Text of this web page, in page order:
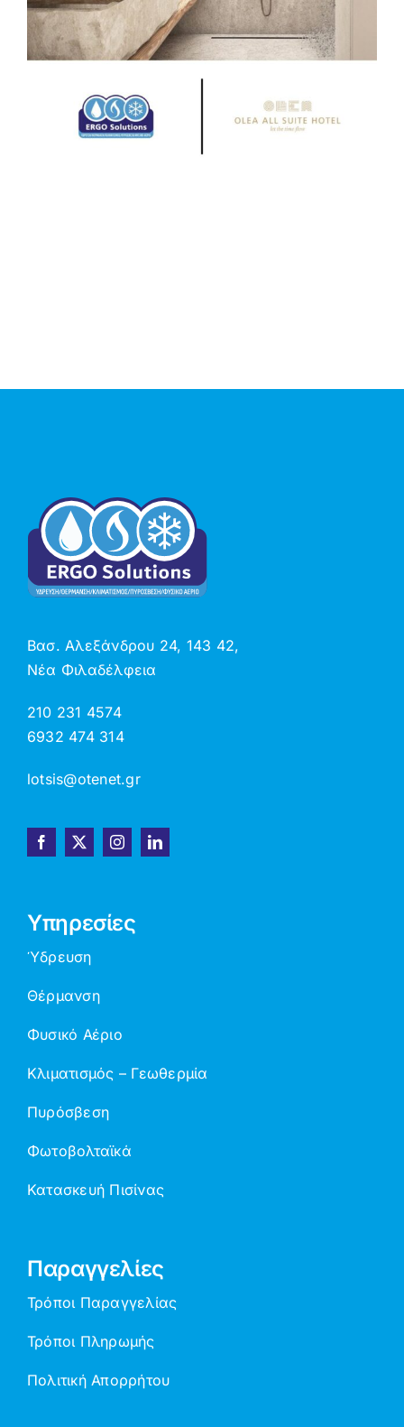
Βασ. Αλεξάνδρου 24, 143 42,
Νέα Φιλαδέλφεια
210 231 4574
6932 474 314
lotsis@otenet.gr
Υπηρεσίες
Ύδρευση
Θέρμανση
Φυσικό Αέριο
Κλιματισμός – Γεωθερμία
Πυρόσβεση
Φωτοβολταϊκά
Κατασκευή Πισίνας
Παραγγελίες
Τρόποι Παραγγελίας
Τρόποι Πληρωμής
Πολιτική Απορρήτου